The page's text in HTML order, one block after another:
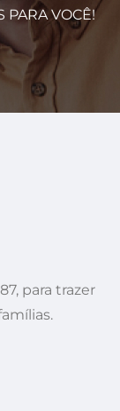
PARA VOCÊ!
para trazer